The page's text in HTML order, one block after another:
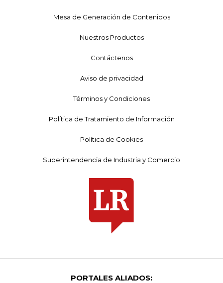
Mesa de Generación de Contenidos
Nuestros Productos
Contáctenos
Aviso de privacidad
Términos y Condiciones
Política de Tratamiento de Información
Política de Cookies
Superintendencia de Industria y Comercio
PORTALES ALIADOS: